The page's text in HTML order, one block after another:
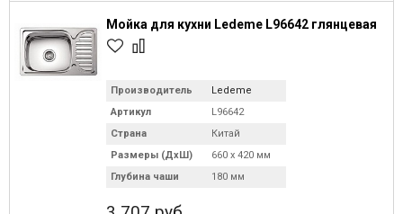
Мойка для кухни Ledeme L96642 глянцевая
Производитель
Ledeme
Артикул
L96642
Страна
Китай
Размеры (ДхШ)
660 х 420 мм
Глубина чаши
180 мм